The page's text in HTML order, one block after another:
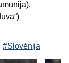
#Slovėnija